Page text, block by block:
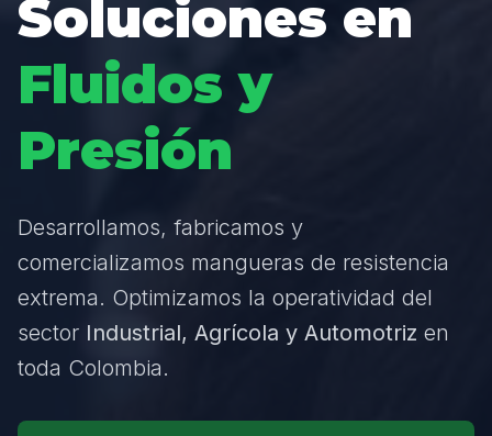
Soluciones en
Fluidos y
Presión
Desarrollamos, fabricamos y
comercializamos mangueras de resistencia
extrema. Optimizamos la operatividad del
sector Industrial, Agrícola y Automotriz en
toda Colombia.